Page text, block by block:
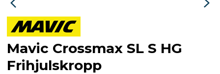
Mavic Crossmax SL S HG
Frihjulskropp